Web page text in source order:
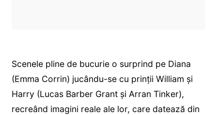
Scenele pline de bucurie o surprind pe Diana
(Emma Corrin) jucându-se cu prinții William și
Harry (Lucas Barber Grant și Arran Tinker),
recreând imagini reale ale lor, care datează din